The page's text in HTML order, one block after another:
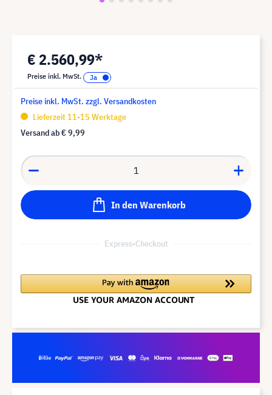
€ 2.560,99*
Preise inkl. MwSt.
Preise inkl. MwSt. zzgl. Versandkosten
Lieferzeit 11-15 Werktage
Versand ab€ 9,99
In den Warenkorb
Express-Checkout